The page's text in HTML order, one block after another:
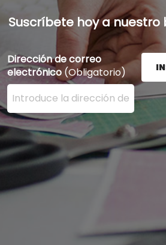
Suscríbete hoy a
Dirección de correo
electrónico (Obligatorio)
Ingrese su dirección de correo